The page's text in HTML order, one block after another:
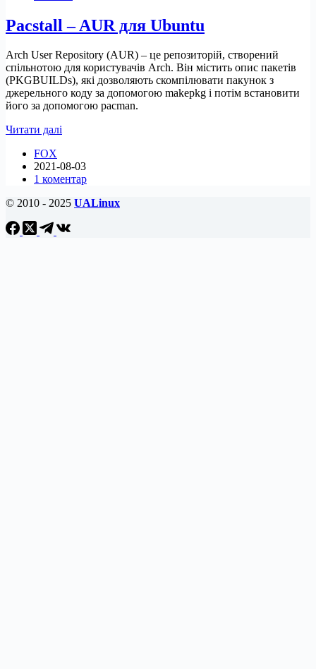
Linux
Pacstall – AUR для Ubuntu
Arch User Repository (AUR) – це репозиторій, створений
спільнотою для користувачів Arch. Він містить опис пакетів
(PKGBUILDs), які дозволяють скомпілювати пакунок з
джерельного коду за допомогою makepkg і потім встановити
його за допомогою pacman.
Читати далі
для
Ubuntu
FOX
2021-08-03
1 коментар
© 2010 - 2025 UALinux